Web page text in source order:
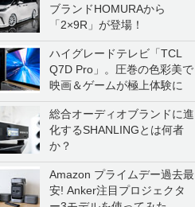
ブランドHOMURAから
「2×9R」が登場！
ハイグレードテレビ「TCL
Q7D Pro」。圧巻の色彩美で
映画＆ゲームが極上体験に
総合オーディオブランドに進
化するSHANLINGとは何者
か？
Amazon プライムデー過去最
安! Anker注目プロジェクタ